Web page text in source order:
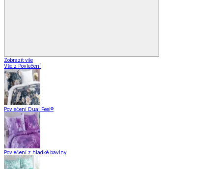
Zobrazit vše
Vše z Povlečení
Povlečení Dual Feel®
Povlečení z hladké bavlny